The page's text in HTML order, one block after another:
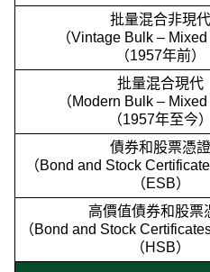
批量混合非現代
（Vintage Bulk – Mixed
（1957年前）
批量混合現代
（Modern Bulk – Mixed
（1957年至今）
債券和股票憑證
（Bond and Stock
（ESB）
高價值債券和股票
（Bond and Stock
（HSB）